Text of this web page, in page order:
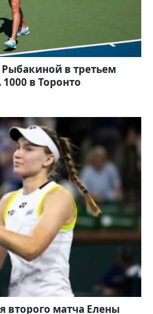
в третьем
1000 в Торонто
второго матча Елены